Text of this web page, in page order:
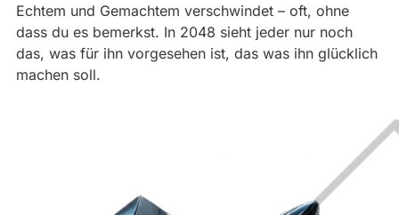
Echtem und Gemachtem verschwindet – oft, ohne
dass du es bemerkst. In 2048 sieht jeder nur noch
das, was für ihn vorgesehen ist, das was ihn glücklich
machen soll.